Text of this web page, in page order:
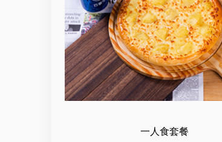
一人食套餐